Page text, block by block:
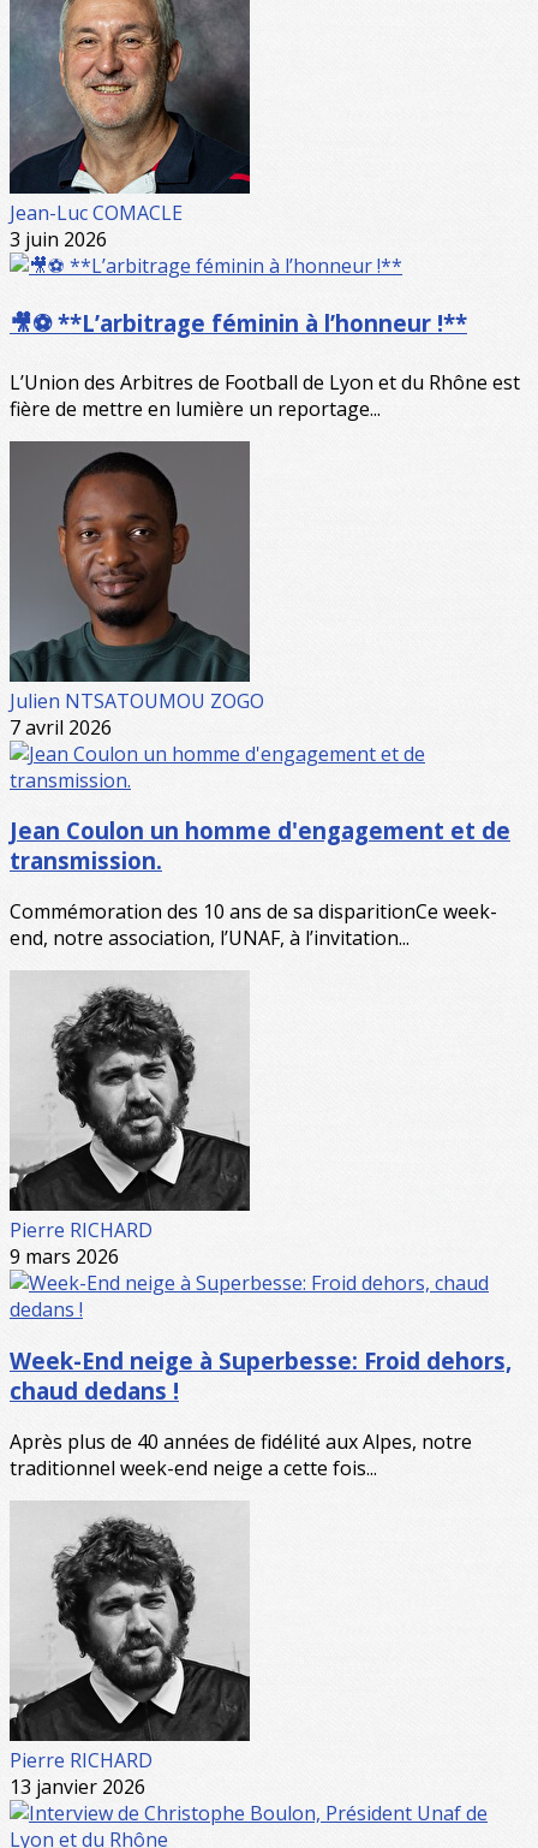
Jean-Luc COMACLE
3 juin 2026
🎥⚽ **L’arbitrage féminin à l’honneur !**
L’Union des Arbitres de Football de Lyon et du Rhône est
fière de mettre en lumière un reportage...
Julien NTSATOUMOU ZOGO
7 avril 2026
Jean Coulon un homme d'engagement et de
transmission.
Commémoration des 10 ans de sa disparitionCe week-
end, notre association, l’UNAF, à l’invitation...
Pierre RICHARD
9 mars 2026
Week-End neige à Superbesse: Froid dehors,
chaud dedans !
Après plus de 40 années de fidélité aux Alpes, notre
traditionnel week-end neige a cette fois...
Pierre RICHARD
13 janvier 2026